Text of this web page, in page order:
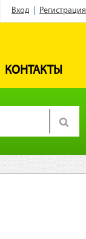
Вход Регистрация
КОНТАКТЫ